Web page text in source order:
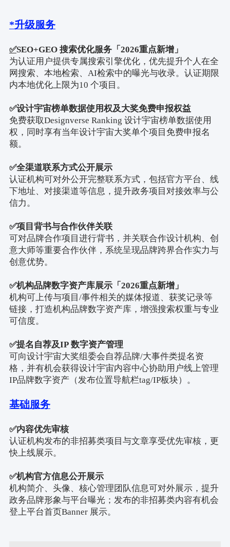
*升级服务
✅SEO+GEO 搜索优化服务「 2026重点新增」
为认证用户提供专属搜索引擎优化，优先提升个人在全
网搜索、本地检索、 AI检索中的曝光与收录。认证期限
内本地优化上限为10 个项目。
✅设计宇宙榜单数据使用权及大奖免费申报权益
免费获取Designverse Ranking 设计宇宙榜单数据使用
权，同时享有当年设计宇宙大奖单个项目免费申报名
额。
✅全渠道联系方式公开展示
认证机构可对外公开完整联系方式，包括官方平台、线
下地址、对接渠道等信息，提升政务项目对接效率与公
信力。
✅项目背书与合作伙伴关联
可对品牌合作项目进行背书，并关联合作设计机构、创
意大师等重要合作伙伴，系统呈现品牌跨界合作实力与
创意优势。
✅机构品牌数字资产库展示「 2026重点新增」
机构可上传与项目 /事件相关的媒体报道、获奖记录等
链接，打造机构品牌数字资产库，增强搜索权重与专业
可信度。
✅提名自荐及IP 数字资产管理
可向设计宇宙大奖组委会自荐品牌/大事件类提名资
格，并有机会获得设计宇宙内容中心协助用户线上管理
IP品牌数字资产（发布位置导航栏tag/IP板块）。
基础服务
✅内容优先审核
认证机构发布的非招募类项目与文章享受优先审核，更
快上线展示。
✅机构官方信息公开展示
机构简介、头像、核心管理团队信息可对外展示，提升
政务品牌形象与平台曝光；发布的非招募类内容有机会
登上平台首页Banner 展示。